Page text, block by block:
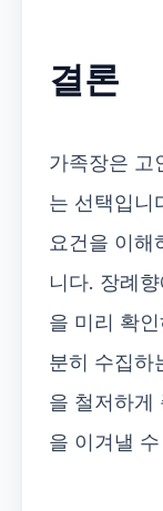
결론
가족장은 고
는 선택입니
요건을 이해
니다. 장례
을 미리 확
분히 수집하
을 철저하게
을 이겨낼